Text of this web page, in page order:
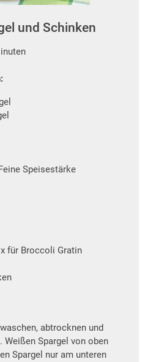
und Schinken
Speisestärke
für Broccoli Gratin
abtrocknen und
Weißen Spargel von oben
Spargel nur am unteren